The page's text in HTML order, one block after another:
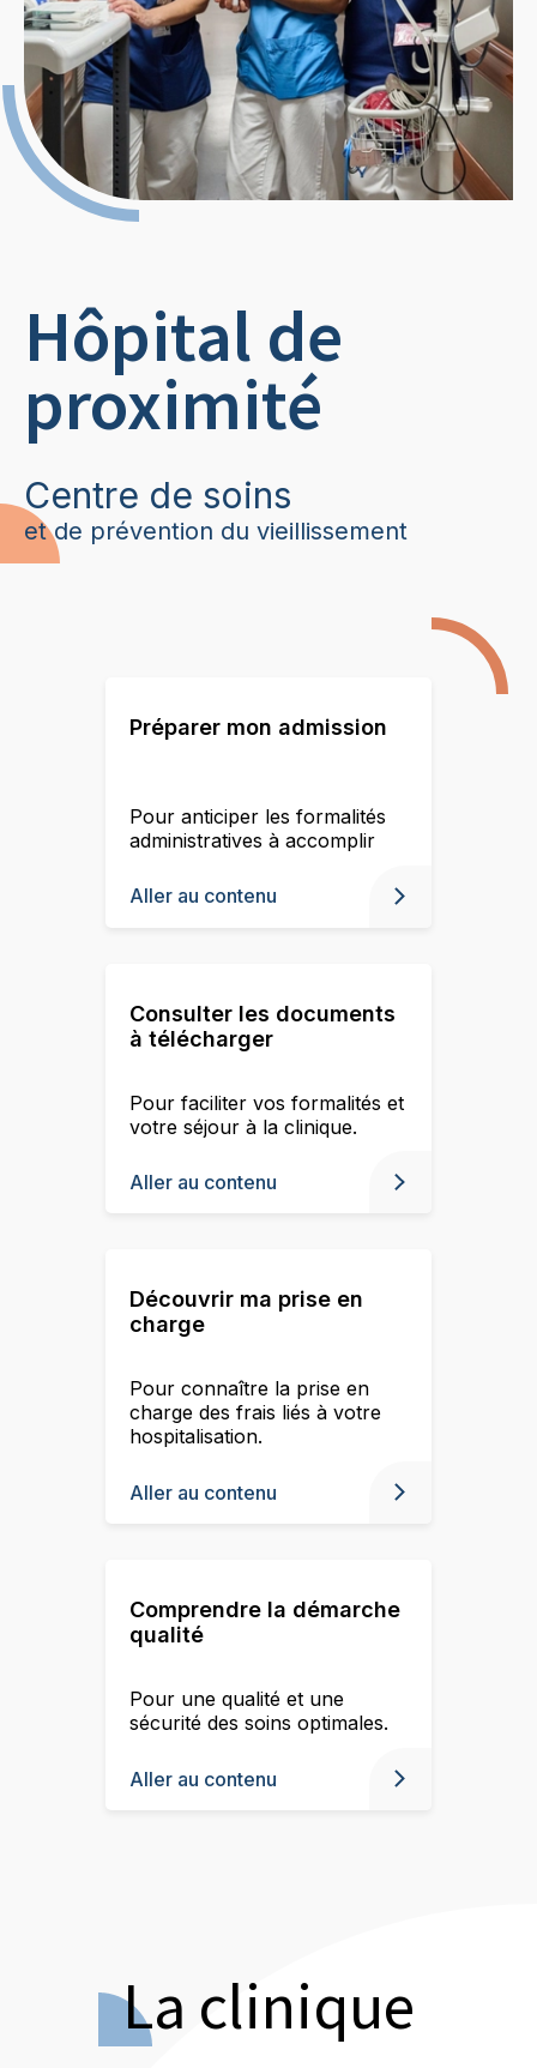
Hôpital de
proximité
Centre de soins
et de prévention du vieillissement
Préparer mon admission
Pour anticiper les formalités
administratives à accomplir
Aller au contenu
Consulter les documents
à télécharger
Pour faciliter vos formalités et
votre séjour à la clinique.
Aller au contenu
Découvrir ma prise en
charge
Pour connaître la prise en
charge des frais liés à votre
hospitalisation.
Aller au contenu
Comprendre la démarche
qualité
Pour une qualité et une
sécurité des soins optimales.
Aller au contenu
La clinique